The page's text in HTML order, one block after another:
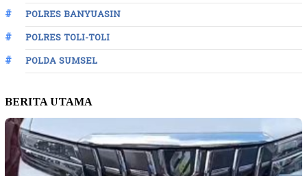
POLRES BANYUASIN
POLRES TOLI-TOLI
POLDA SUMSEL
BERITA UTAMA